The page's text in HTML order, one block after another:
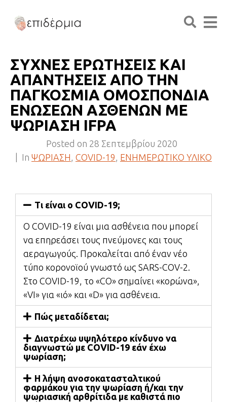
ΣΥΧΝΕΣ ΕΡΩΤΗΣΕΙΣ ΚΑΙ
ΑΠΑΝΤΗΣΕΙΣ ΑΠΟ ΤΗΝ
ΠΑΓΚΟΣΜΙΑ ΟΜΟΣΠΟΝΔΙΑ
ΕΝΩΣΕΩΝ ΑΣΘΕΝΩΝ ΜΕ
ΨΩΡΙΑΣΗ IFPA
Posted on 28 Σεπτεμβρίου 2020
In ΨΩΡΙΑΣΗ COVID-19 ΕΝΗΜΕΡΩΤΙΚΟ ΥΛΙΚΟ
Τι είναι o COVID-19;
O COVID-19 είναι μια ασθένεια που μπορεί
να επηρεάσει τους πνεύμονες και τους
αεραγωγούς. Προκαλείται από έναν νέο
τύπο κορονοϊού γνωστό ως SARS-COV-2.
Στο COVID-19, το «CO» σημαίνει «κορώνα»,
«VI» για «ιό» και «D» για ασθένεια.
Πώς μεταδίδεται;
Διατρέχω υψηλότερο κίνδυνο να
διαγνωστώ με COVID-19 εάν έχω
ψωρίαση;
Η λήψη ανοσοκατασταλτικού
φαρμάκου για την ψωρίαση ή/και την
ψωριασική αρθρίτιδα με καθιστά πιο